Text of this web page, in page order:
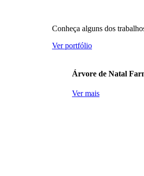
Conheça alguns dos
Ver portfólio
Árvore de Natal
Ver mais